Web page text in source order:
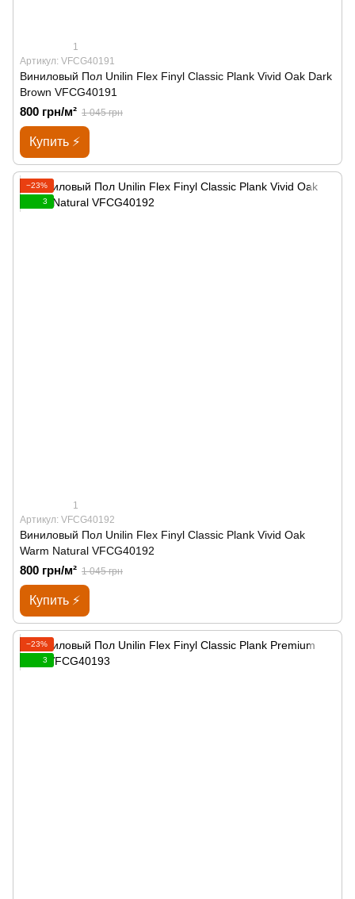
1
Артикул: VFCG40191
Виниловый Пол Unilin Flex Finyl Classic Plank Vivid Oak Dark
Brown VFCG40191
800 грн/м² 1 045 грн
Купить ⚡
−23%
3
1
Артикул: VFCG40192
Виниловый Пол Unilin Flex Finyl Classic Plank Vivid Oak
Warm Natural VFCG40192
800 грн/м² 1 045 грн
Купить ⚡
−23%
3